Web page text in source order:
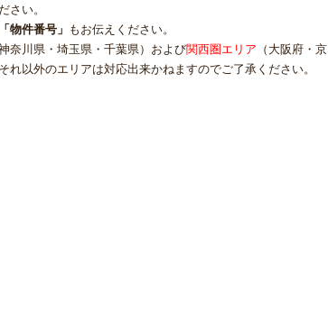
さい。
「物件番号」 もお伝えください。
神奈川県・埼玉県・千葉県）および関西圏エリア （大阪府・京
以外のエリアは対応出来かねますのでご了承ください。